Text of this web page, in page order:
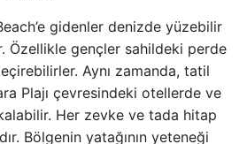
gidenler denizde yüzebilir
Özellikle gençler sahildeki perde
Aynı zamanda, tatil
Plajı çevresindeki otellerde ve
Her zevke ve tada hitap
Bölgenin yatağının yeteneği